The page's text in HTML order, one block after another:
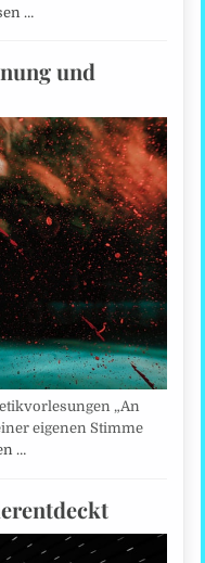
…
und
„An
eigenen Stimme
…